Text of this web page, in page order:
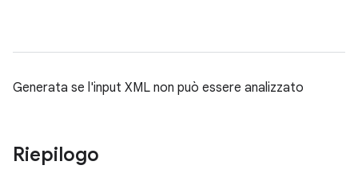
Generata se l'input XML non può essere analizzato
Riepilogo